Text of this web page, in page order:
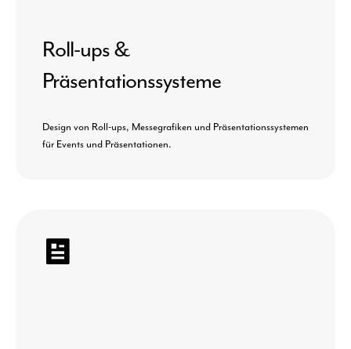
Roll-ups &
Präsentationssysteme
Design von Roll-ups, Messegrafiken und Präsentationssystemen
für Events und Präsentationen.